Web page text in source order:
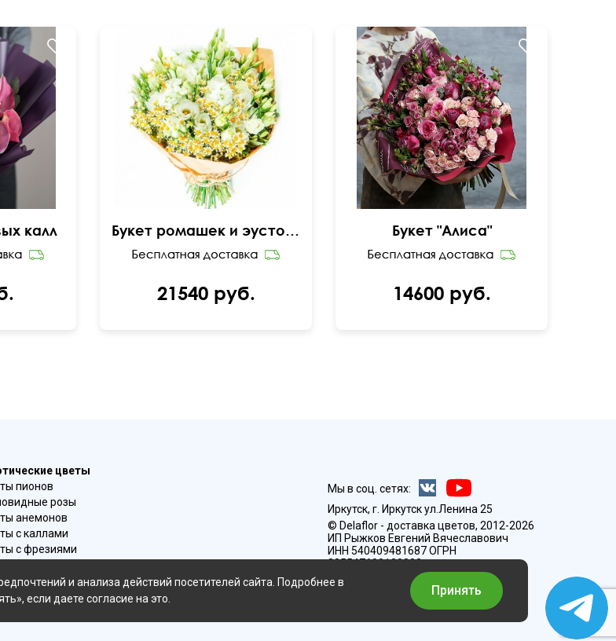
калл Букет ромашек и эустомы
21540 руб.
Букет "Алиса"
14600 руб.
цветы
пионов
розы
анемонов
с каллами
с фрезиями
Мы в соц. сетях:
Иркутск, г. Иркутск ул.Ленина 25
© Delaflor - доставка цветов, 2012-2026
ИП Рыжков Евгений Вячеславович
ИНН 540409481687 ОГРН
325547600130383
и анализа действий посетителей сайта. Подробнее в
если даете согласие на это.
Принять